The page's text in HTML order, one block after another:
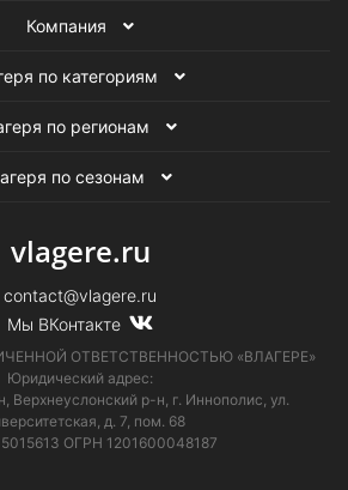
Компания
по категориям
по регионам
по сезонам
vlagere.ru
contact@vlagere.ru
Мы ВКонтакте
ОТВЕТСТВЕННОСТЬЮ «ВЛАГЕРЕ»
Юридический адрес:
Верхнеуслонский р-н, г. Иннополис, ул.
д. 7, пом. 68
ОГРН 1201600048187